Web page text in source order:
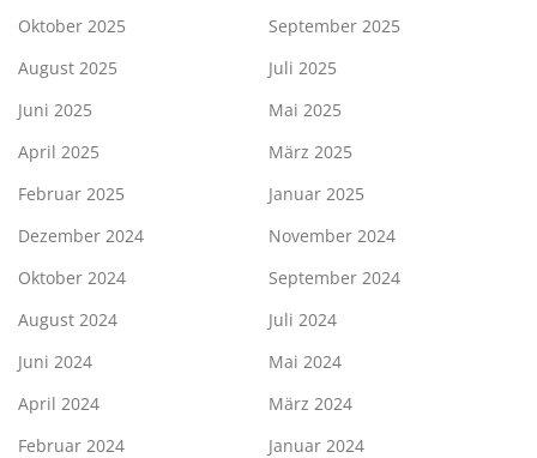
Oktober 2025
September 2025
August 2025
Juli 2025
Juni 2025
Mai 2025
April 2025
März 2025
Februar 2025
Januar 2025
Dezember 2024
November 2024
Oktober 2024
September 2024
August 2024
Juli 2024
Juni 2024
Mai 2024
April 2024
März 2024
Februar 2024
Januar 2024